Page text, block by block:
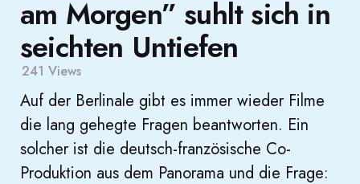
am Morgen” suhlt sich in
seichten Untiefen
241 Views
Auf der Berlinale gibt es immer wieder Filme
die lang gehegte Fragen beantworten. Ein
solcher ist die deutsch-französische Co-
Produktion aus dem Panorama und die Frage: